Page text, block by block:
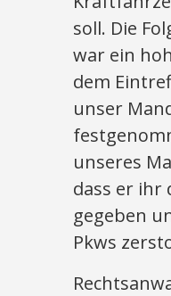
soll. Die
war ein
dem
unser
unseres
dass er ihr
gegeben
Pkws